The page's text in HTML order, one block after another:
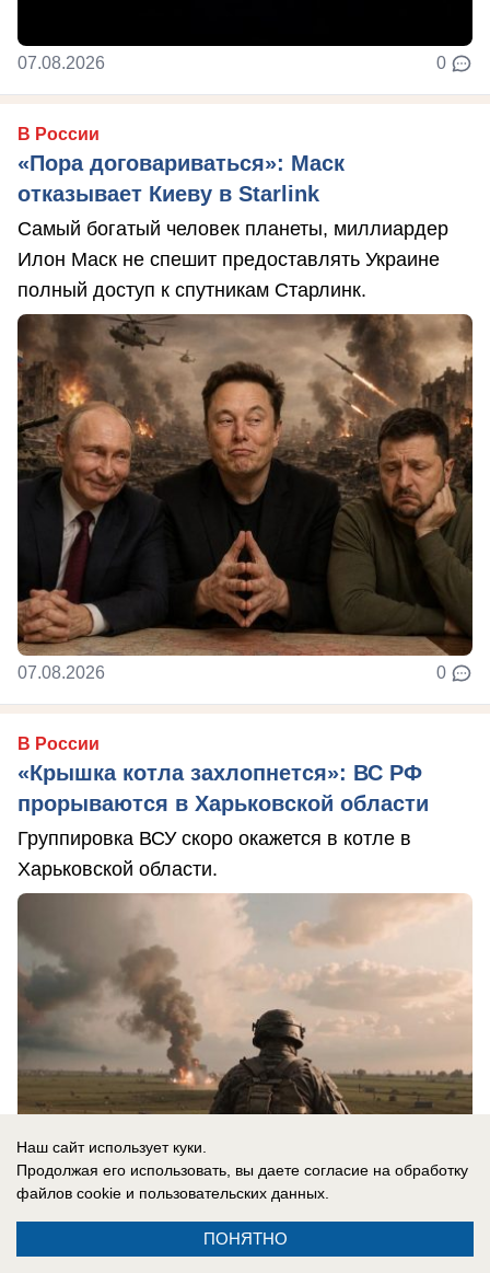
07.08.2026 0
В России
«Пора договариваться»: Маск
отказывает Киеву в Starlink
Самый богатый человек планеты, миллиардер
Илон Маск не спешит предоставлять Украине
полный доступ к спутникам Старлинк.
07.08.2026 0
В России
«Крышка котла захлопнется»: ВС РФ
прорываются в Харьковской области
Группировка ВСУ скоро окажется в котле в
Харьковской области.
Наш сайт использует куки.
Продолжая его использовать, вы даете согласие на обработку
файлов cookie и пользовательских данных.
ПОНЯТНО